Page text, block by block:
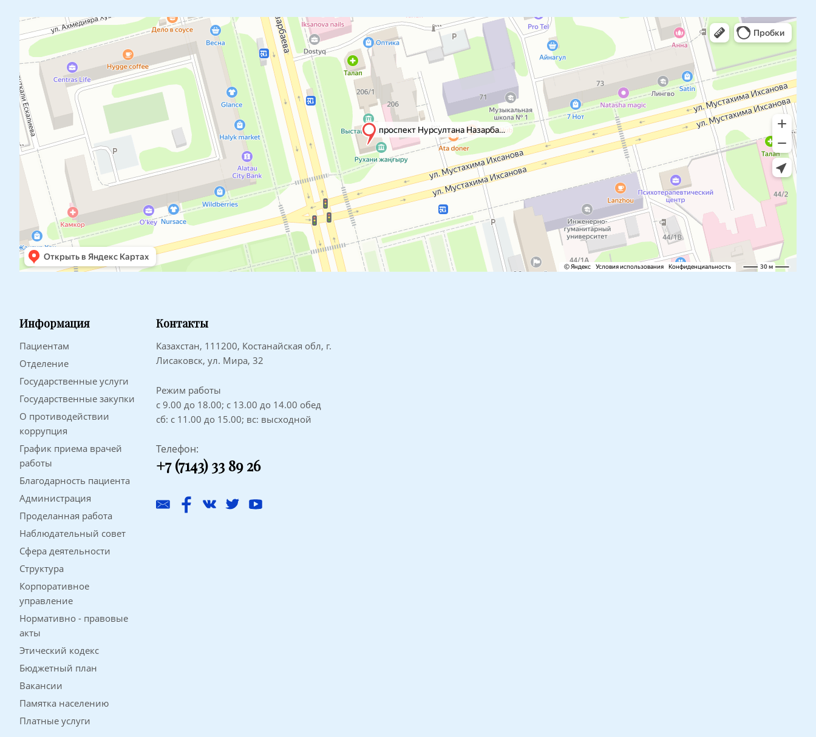
Информация
Пациентам
Отделение
Государственные услуги
Государственные закупки
О противодействии
коррупция
График приема врачей
работы
Благодарность пациента
Администрация
Проделанная работа
Наблюдательный совет
Сфера деятельности
Структура
Корпоративное
управление
Нормативно - правовые
акты
Этический кодекс
Бюджетный план
Вакансии
Памятка населению
Платные услуги
Контакты
Казахстан, 111200, Костанайская обл, г.
Лисаковск, ул. Мира, 32
Режим работы
с 9.00 до 18.00; с 13.00 до 14.00 обед
сб: с 11.00 до 15.00; вс: высходной
Телефон:
+7 (7143) 33 89 26